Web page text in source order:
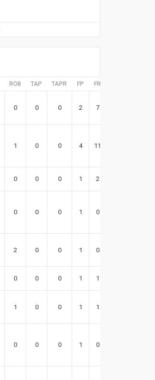
ROB TAP TAPR FP FR
0 0 0 2 7
1 0 0 4 11
0 0 0 1 2
0 0 0 1 0
2 0 0 1 0
0 0 0 1 1
1 0 0 1 1
0 0 0 1 0